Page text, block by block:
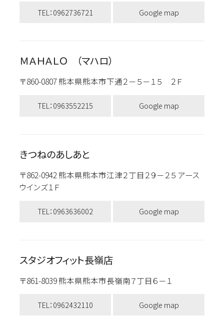
TEL：0962736721 Google map
ＭＡＨＡＬＯ （マハロ）
〒860-0807 熊本県熊本市下通２－５－１５ ２Ｆ
TEL：0963552215 Google map
きつねのあしあと
〒862-0942 熊本県熊本市江津２丁目２９－２５ アース
ウインズ１Ｆ
TEL：0963636002 Google map
スタジオフィット長嶺店
〒861-8039 熊本県熊本市長嶺南７丁目６－１
TEL：0962432110 Google map